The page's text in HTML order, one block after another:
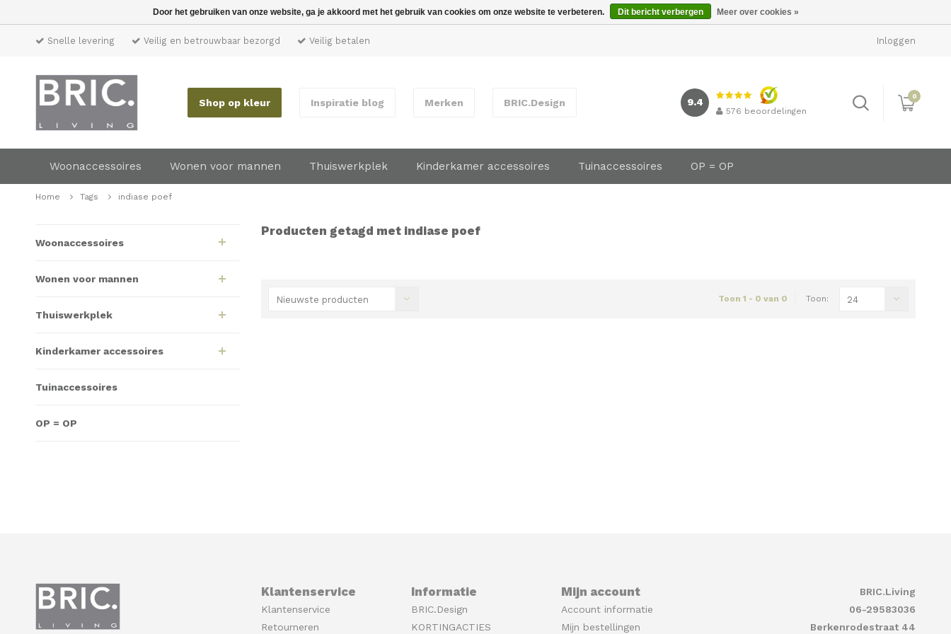
Snelle levering Veilig en betrouwbaar bezorgd Veilig betalen Inloggen
Shop op kleur Inspiratie blog Merken BRIC.Design 9.4
576 beoordelingen
0
Woonaccessoires Wonen voor mannen Thuiswerkplek Kinderkamer accessoires Tuinaccessoires OP = OP
Home Tags indiase poef
Woonaccessoires
Wonen voor mannen
Thuiswerkplek
Kinderkamer accessoires
Tuinaccessoires
OP = OP
Producten getagd met indiase poef
Nieuwste producten Toon 1 - 0 van 0 Toon: 24
Klantenservice
Klantenservice
Retourneren
Informatie
BRIC.Design
KORTINGACTIES
Mijn account
Account informatie
Mijn bestellingen
BRIC.Living
06-29583036
Berkenrodestraat 44
Door het gebruiken van onze website, ga je akkoord met het gebruik van cookies om onze website te verbeteren. Dit bericht verbergen Meer over cookies »